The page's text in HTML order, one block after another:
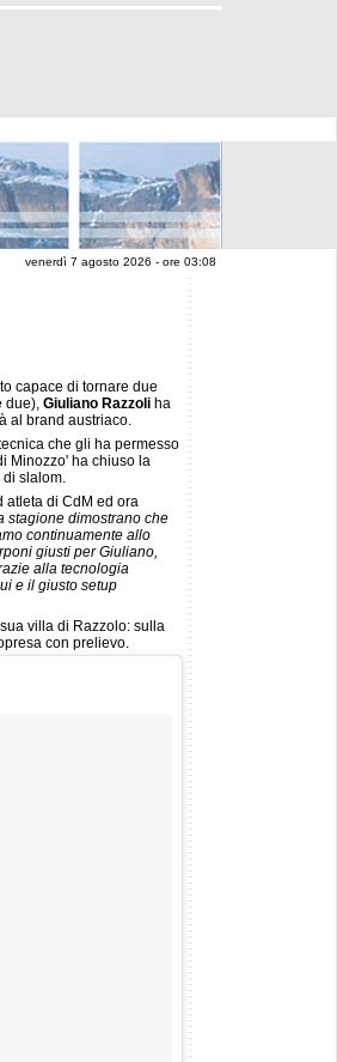
venerdì 7 agosto 2026 - ore 03:08
capace di tornare due
due), Giuliano Razzoliha
al brand austriaco.
che gli ha permesso
Minozzo' ha chiuso la
slalom.
atleta di CdM ed ora
stagione dimostrano che
continuamente allo
giusti per Giuliano,
alla tecnologia
e il giusto setup
villa di Razzolo: sulla
con prelievo.